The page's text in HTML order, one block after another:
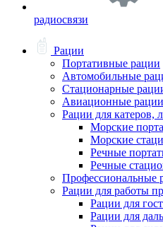
радиосвязи
Рации
Портативные рации
Автомобильные
Стационарные
Авиационные рации
Рации для катеров,
Морские
Морские
Речные
Речные
Профессиональные
Рации для работы
Рации для
Рации для